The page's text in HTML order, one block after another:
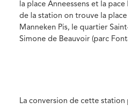
la place Anneessens et la
de la station on trouve la
Manneken Pis, le quartier
Simone de Beauvoir (parc
La conversion de cette station